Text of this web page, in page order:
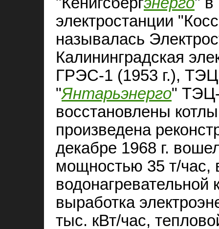
электростанции
называлась
Калининградская
ГРЭС‑1 (1953 г.),
"Янтарьэнерго"
восстановлены
произведена
декабре 1968 г.
мощностью 35 т/час,
водонагревательной
выработка
тыс. кВт/час,